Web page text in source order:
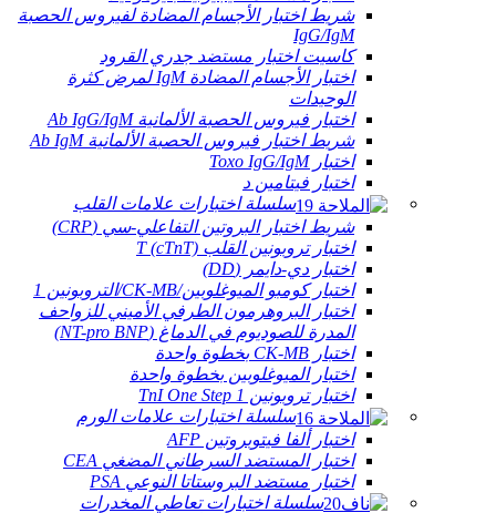
شريط اختبار الأجسام المضادة لفيروس الحصبة
IgG/IgM
كاسيت اختبار مستضد جدري القرود
اختبار الأجسام المضادة IgM لمرض كثرة
الوحيدات
اختبار فيروس الحصبة الألمانية Ab IgG/IgM
شريط اختبار فيروس الحصبة الألمانية Ab IgM
اختبار Toxo IgG/IgM
اختبار فيتامين د
سلسلة اختبارات علامات القلب
شريط اختبار البروتين التفاعلي-سي (CRP)
اختبار تروبونين القلب T (cTnT)
اختبار دي-دايمر (DD)
اختبار كومبو الميوغلوبين/CK-MB/التروبونين 1
اختبار البروهرمون الطرفي الأميني للزواحف
المدرة للصوديوم في الدماغ (NT-pro BNP)
اختبار CK-MB بخطوة واحدة
اختبار الميوغلوبين بخطوة واحدة
اختبار تروبونين TnI One Step 1
سلسلة اختبارات علامات الورم
اختبار ألفا فيتوبروتين AFP
اختبار المستضد السرطاني المضغي CEA
اختبار مستضد البروستاتا النوعي PSA
سلسلة اختبارات تعاطي المخدرات